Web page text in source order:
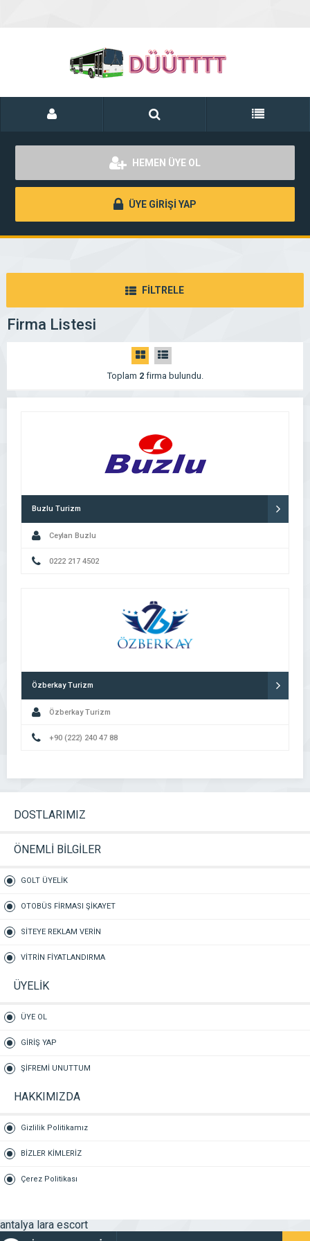
HEMEN ÜYE OL
ÜYE GİRİŞİ YAP
FİLTRELE
Firma Listesi
Toplam 2firma bulundu.
Buzlu Turizm
Ceylan Buzlu
0222 217 4502
Özberkay Turizm
Özberkay Turizm
+90 (222) 240 47 88
DOSTLARIMIZ
ÖNEMLİ BİLGİLER
GOLT ÜYELİK
OTOBÜS FİRMASI ŞİKAYET
SİTEYE REKLAM VERİN
VİTRİN FİYATLANDIRMA
ÜYELİK
ÜYE OL
GİRİŞ YAP
ŞİFREMİ UNUTTUM
HAKKIMIZDA
Gizlilik Politikamız
BİZLER KİMLERİZ
Çerez Politikası
antalya lara escort